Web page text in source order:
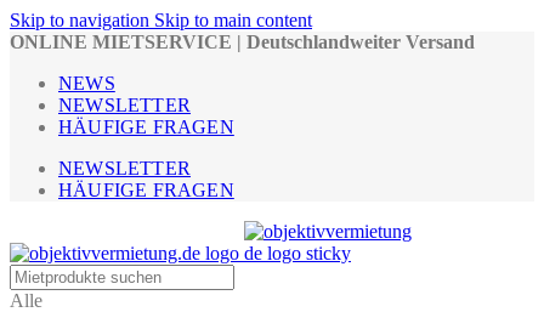
Skip to navigation Skip to main content
ONLINE MIETSERVICE | Deutschlandweiter Versand
NEWS
NEWSLETTER
HÄUFIGE FRAGEN
NEWSLETTER
HÄUFIGE FRAGEN
Alle